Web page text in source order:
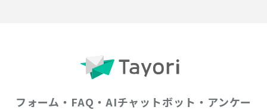
フォーム・FAQ・AIチャットボット・アンケー